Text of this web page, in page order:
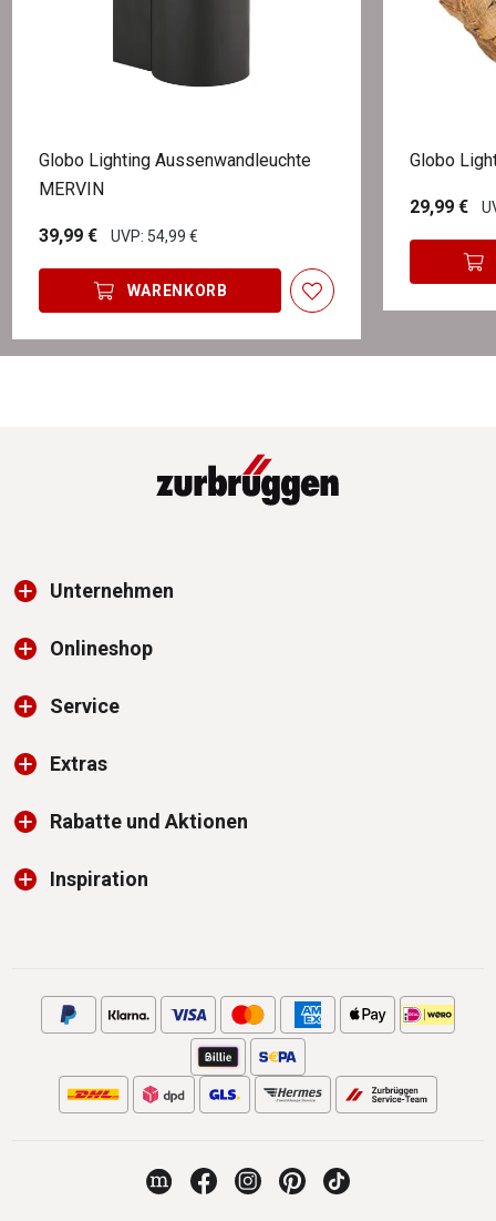
Globo Lighting Aussenwandleuchte
MERVIN
39,99 € UVP: 54,99 €
WARENKORB
Globo
29,99 €
Unternehmen
Onlineshop
Service
Extras
Rabatte und Aktionen
Inspiration